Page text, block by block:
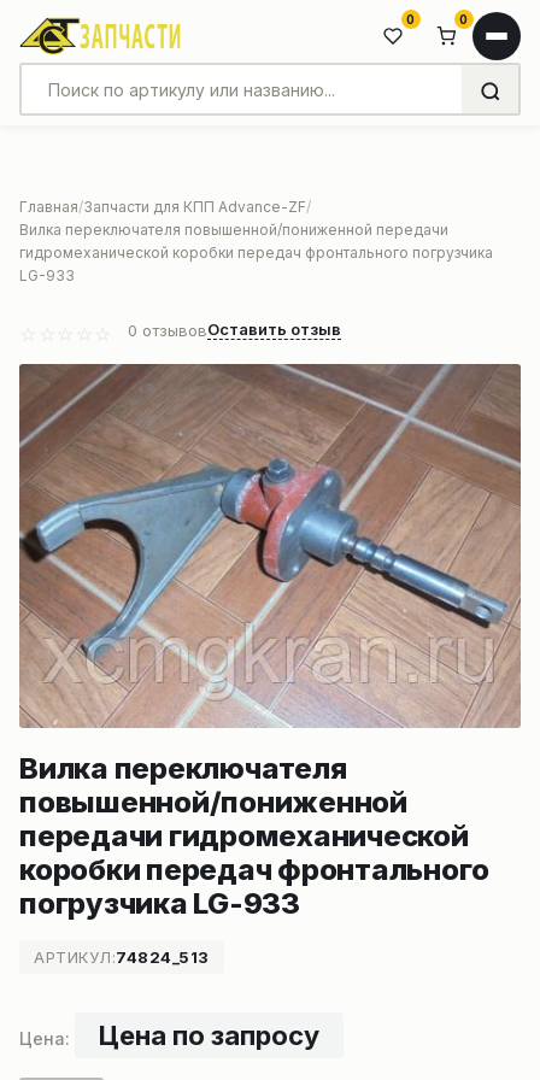
0 0
Главная Запчасти для КПП Advance-ZF
Вилка переключателя повышенной/пониженной передачи
гидромеханической коробки передач фронтального погрузчика
LG-933
0 отзывовОставить отзыв
Вилка переключателя
повышенной/пониженной
передачи гидромеханической
коробки передач фронтального
погрузчика LG-933
АРТИКУЛ:74824_513
Цена по запросу